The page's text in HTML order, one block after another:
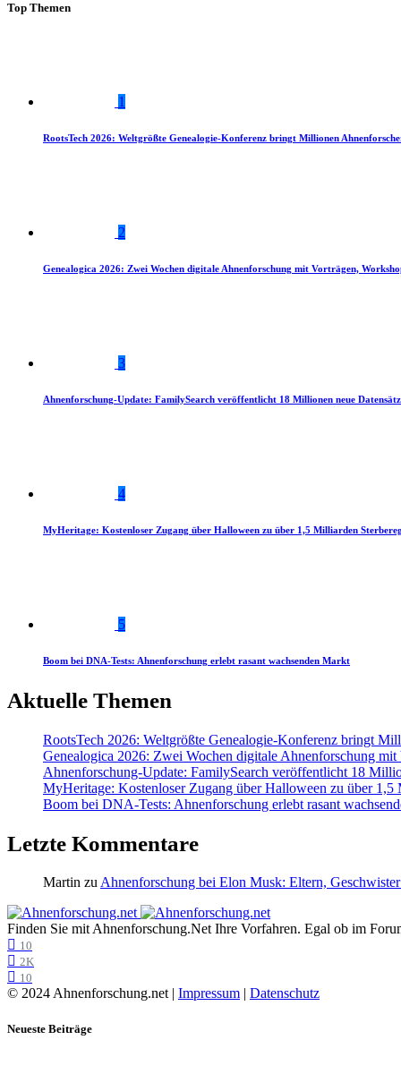
Top Themen
1
RootsTech 2026: Weltgrößte Genealogie-Konferenz bringt Millionen
2
Genealogica 2026: Zwei Wochen digitale Ahnenforschung mit Vorträgen,
3
Ahnenforschung-Update: FamilySearch veröffentlicht 18 Millionen neue
4
MyHeritage: Kostenloser Zugang über Halloween zu über 1,5 Milliarden
5
Boom bei DNA-Tests: Ahnenforschung erlebt rasant wachsenden Markt
Aktuelle Themen
RootsTech 2026: Weltgrößte Genealogie-Konferenz bringt
Genealogica 2026: Zwei Wochen digitale Ahnenforschung mit
Ahnenforschung-Update: FamilySearch veröffentlicht 18
MyHeritage: Kostenloser Zugang über Halloween zu über 1,5
Boom bei DNA-Tests: Ahnenforschung erlebt rasant
Letzte Kommentare
Martin zu Ahnenforschung bei Elon Musk: Eltern,
Finden Sie mit Ahnenforschung.Net Ihre Vorfahren. Egal ob im
10
2K
10
© 2024 Ahnenforschung.net | Impressum | Datenschutz
Neueste Beiträge